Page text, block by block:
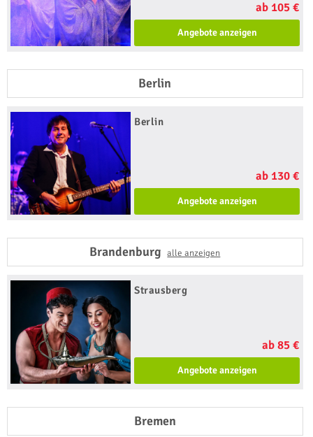
ab 105 €
Angebote anzeigen
Berlin
Berlin
ab 130 €
Angebote anzeigen
Brandenburgalle anzeigen
Strausberg
ab 85 €
Angebote anzeigen
Bremen